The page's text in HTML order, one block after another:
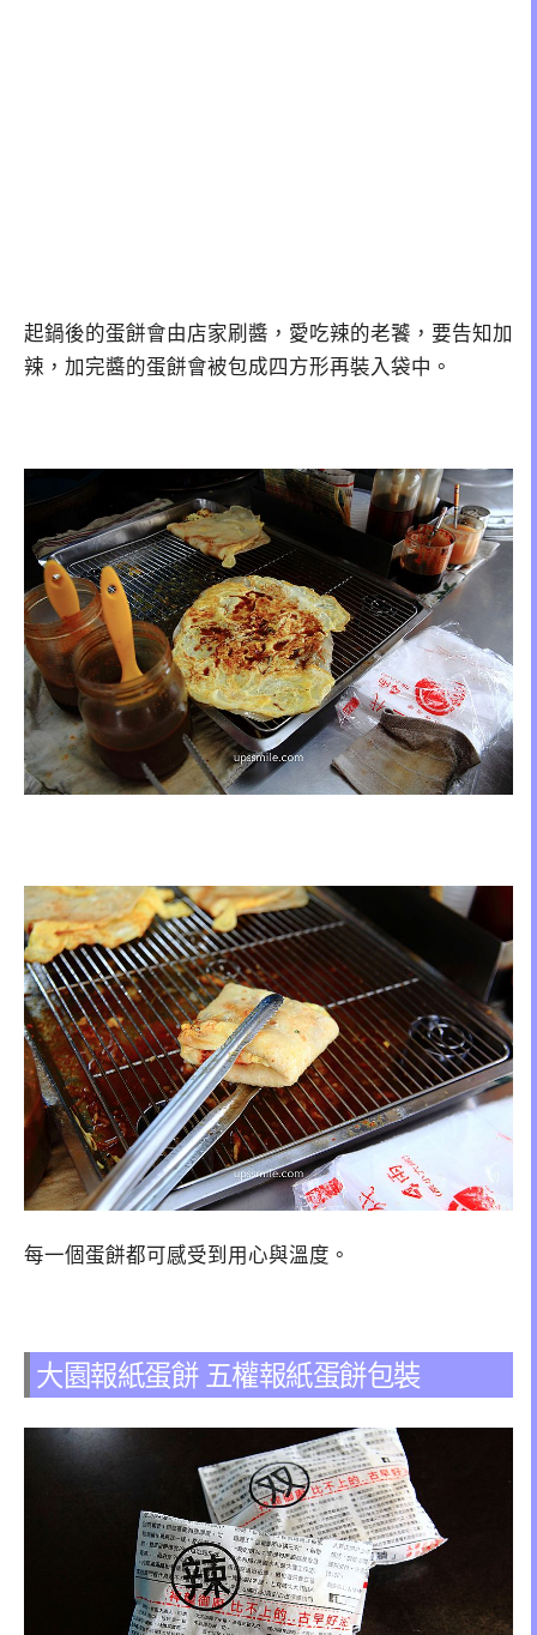
起鍋後的蛋餅會由店家刷醬，愛吃辣的老饕，要告知加
辣，加完醬的蛋餅會被包成四方形再裝入袋中。
每一個蛋餅都可感受到用心與溫度。
大園報紙蛋餅 五權報紙蛋餅包裝